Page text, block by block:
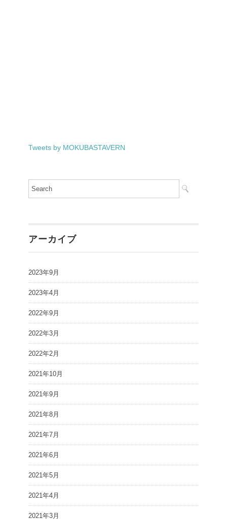
Tweets by MOKUBASTAVERN
アーカイブ
2023年9月
2023年4月
2022年9月
2022年3月
2022年2月
2021年10月
2021年9月
2021年8月
2021年7月
2021年6月
2021年5月
2021年4月
2021年3月